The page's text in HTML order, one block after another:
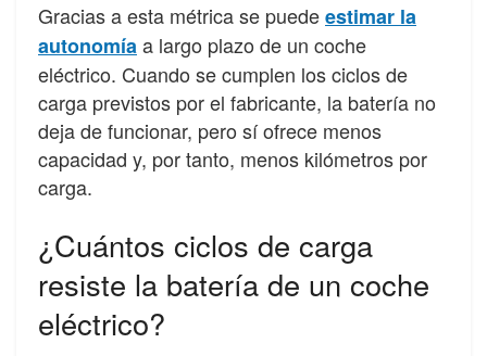
Gracias a esta métrica se puedeestimar la
autonomíaa largo plazo de un coche
eléctrico. Cuando se cumplen los ciclos de
carga previstos por el fabricante, la batería no
deja de funcionar, pero sí ofrece menos
capacidad y, por tanto, menos kilómetros por
carga.
¿Cuántos ciclos de carga
resiste la batería de un coche
eléctrico?